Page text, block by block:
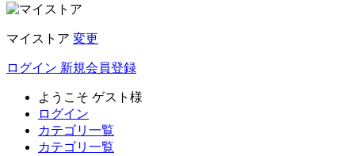
マイストア 変更
ログイン 新規会員登録
ようこそ ゲスト様
ログイン
カテゴリ一覧
カテゴリ一覧